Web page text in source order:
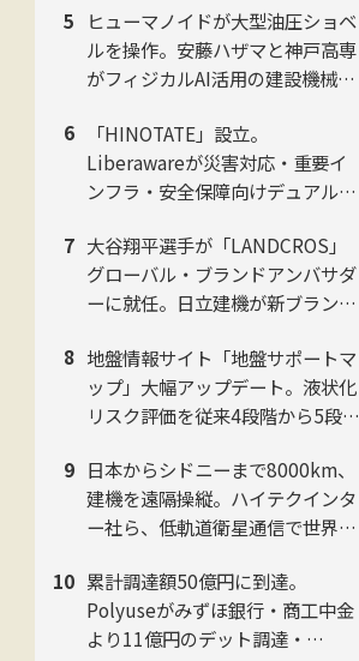
ヒューマノイドが大型油圧ショベ
ルを操作。安藤ハザマと神戸高専
がフィジカルAI活用の建設機械自
「HINOTATE」設立。
Liberawareが災害対応・重要イ
ンフラ・安全保障向けデュアルユ
立
大谷翔平選手が「LANDCROS」
グローバル・ブランドアンバサダ
ーに就任。日立建機が新ブランド
地盤情報サイト「地盤サポートマ
ップ」大幅アップデート。液状化
リスク評価を従来4段階から5段階
社
日本からシドニーまで8000km、
建機を遠隔操縦。ハイテクインタ
ー社ら、低軌道衛星通信で世界初
累計調達額50億円に到達。
Polyuseがみずほ銀行・商工中金
より11億円のデット調達・